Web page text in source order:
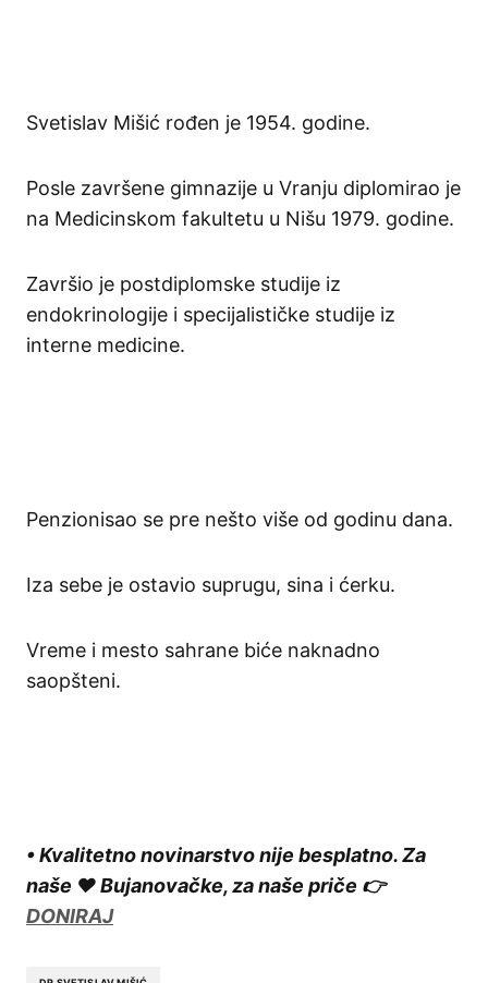
Svetislav Mišić rođen je 1954. godine.
Posle završene gimnazije u Vranju diplomirao je
na Medicinskom fakultetu u Nišu 1979. godine.
Završio je postdiplomske studije iz
endokrinologije i specijalističke studije iz
interne medicine.
Penzionisao se pre nešto više od godinu dana.
Iza sebe je ostavio suprugu, sina i ćerku.
Vreme i mesto sahrane biće naknadno
saopšteni.
• Kvalitetno novinarstvo nije besplatno. Za
naše ❤️ Bujanovačke, za naše priče 👉
DONIRAJ